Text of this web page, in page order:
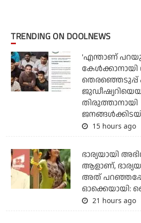
TRENDING ON DOOLNEWS
'എന്താണ്
കേള്‍ക്കാനായി
തെരഞ്ഞെടുപ്പ്
തിരുത്താനായി
15 hours ago
ഭാര്യയായി
ആളാണ്,
അത്
21 hours ago